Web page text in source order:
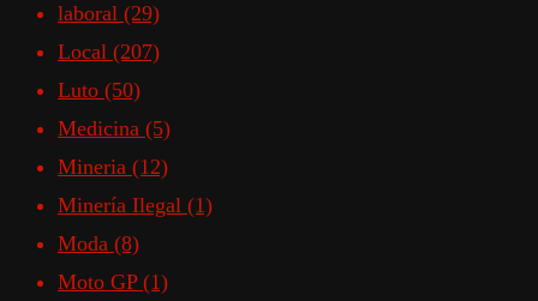
laboral (29)
Local (207)
Luto (50)
Medicina (5)
Mineria (12)
Minería Ilegal (1)
Moda (8)
Moto GP (1)